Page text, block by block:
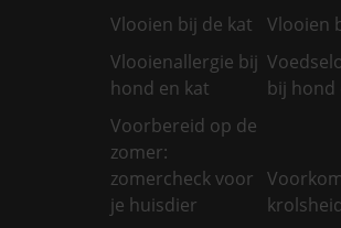
Vlooien bij de kat
Vlooien
Vlooienallergie bij
hond en kat
bij hond
Voorbereid op de
zomer:
zomercheck voor
je huisdier